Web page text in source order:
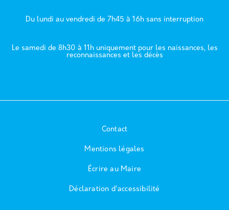
Du lundi au vendredi de 7h45 à 16h sans interruption
Le samedi de 8h30 à 11h uniquement pour les naissances, les
reconnaissances et les décès
Contact
Mentions légales
Écrire au Maire
Déclaration d'accessibilité